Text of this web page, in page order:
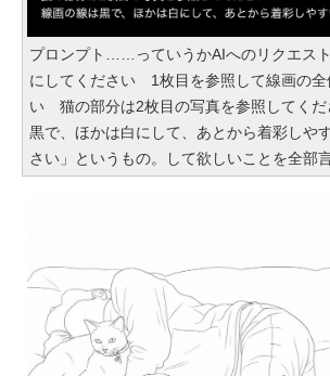
プロンプト……っていうかAIへのリクエス
にしてください 1枚目を参照して線画の全
い 猫の部分は2枚目の写真を参照してく
黒で、ほかは白にして、あとから着彩しや
さい」というもの。して欲しいことを全部